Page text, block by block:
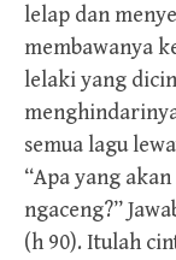
lelap dan
membawanya
lelaki yang
semua lagu
“Apa yang
ngaceng?”
(h 90). Itulah